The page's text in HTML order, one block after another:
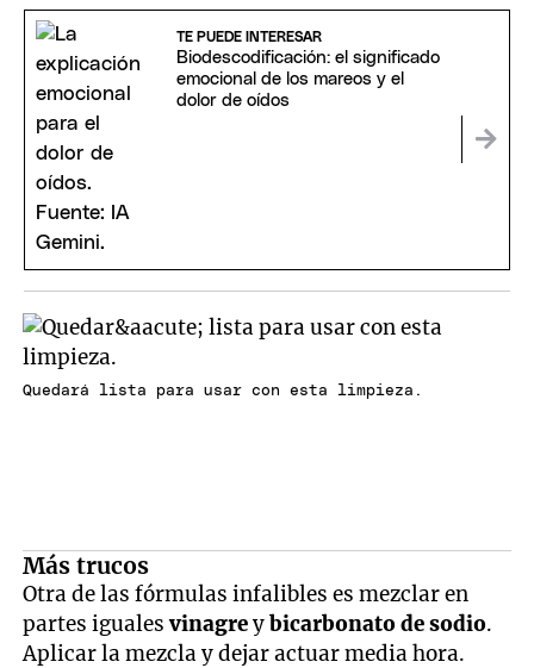
TE PUEDE INTERESAR
Biodescodificación: el significado
emocional de los mareos y el
dolor de oídos
Quedará lista para usar con esta limpieza.
Más trucos
Otra de las fórmulas infalibles es mezclar en
partes igualesvinagreybicarbonato de sodio.
Aplicar la mezcla y dejar actuar media hora.